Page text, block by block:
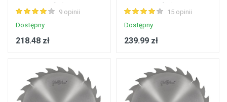
cięcia wzdłużnego
drewna
9 opinii
Dostępny
218.48 zł
cięcia wzdłużnego
drewna
15 opinii
Dostępny
239.99 zł